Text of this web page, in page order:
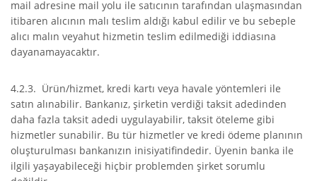
mail adresine mail yolu ile satıcının tarafından ulaşmasından
itibaren alıcının malı teslim aldığı kabul edilir ve bu sebeple
alıcı malın veyahut hizmetin teslim edilmediği iddiasına
dayanamayacaktır.
4.2.3. Ürün/hizmet, kredi kartı veya havale yöntemleri ile
satın alınabilir. Bankanız, şirketin verdiği taksit adedinden
daha fazla taksit adedi uygulayabilir, taksit öteleme gibi
hizmetler sunabilir. Bu tür hizmetler ve kredi ödeme planının
oluşturulması bankanızın inisiyatifindedir. Üyenin banka ile
ilgili yaşayabileceği hiçbir problemden şirket sorumlu